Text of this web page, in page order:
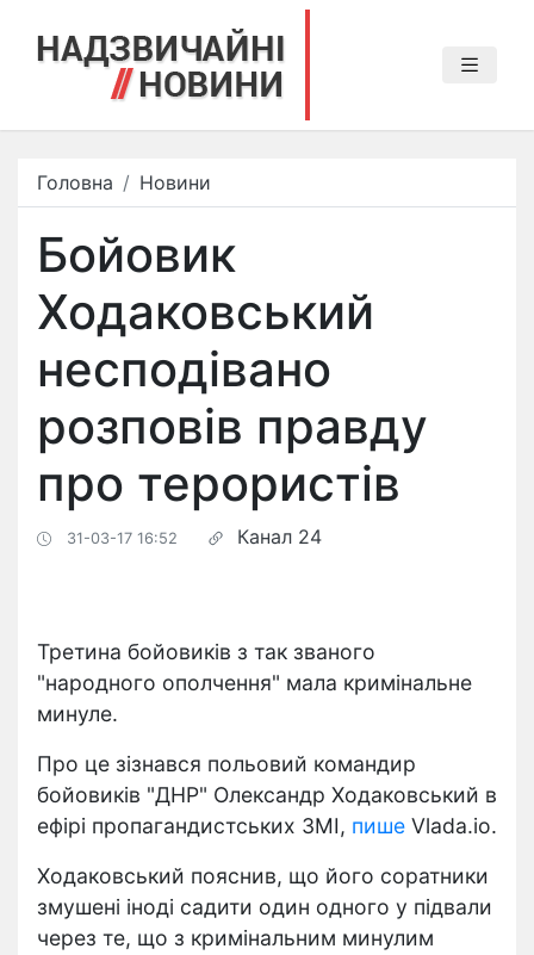
Головна Новини
Бойовик
Ходаковський
несподівано
розповів правду
про терористів
31-03-17 16:52 Канал 24
Третина бойовиків з так званого
"народного ополчення" мала кримінальне
минуле.
Про це зізнався польовий командир
бойовиків "ДНР" Олександр Ходаковський в
ефірі пропагандистських ЗМІ, пише Vlada.io.
Ходаковський пояснив, що його соратники
змушені іноді садити один одного у підвали
через те, що з кримінальним минулим